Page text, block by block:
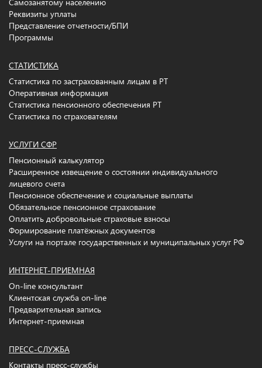
Реквизиты уплаты
Представление отчетности/БПИ
Программы
СТАТИСТИКА
Статистика по застрахованным лицам в РТ
Оперативная информация
Статистика пенсионного обеспечения РТ
Статистика по страхователям
УСЛУГИ СФР
Пенсионный калькулятор
Расширенное извещение о состоянии индивидуального
лицевого счета
Пенсионное обеспечение и социальные выплаты
Обязательное пенсионное страхование
Оплатить добровольные страховые взносы
Формирование платёжных документов
Услуги на портале государственных и муниципальных услуг РФ
ИНТЕРНЕТ-ПРИЕМНАЯ
On-line консультант
Клиентская служба on-line
Предварительная запись
Интернет-приемная
ПРЕСС-СЛУЖБА
Контакты пресс-службы